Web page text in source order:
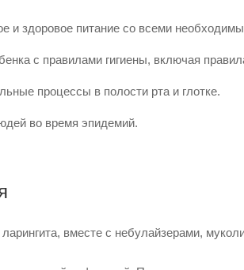
и здоровое питание со всеми
с правилами гигиены, включая
процессы в полости рта и глотке.
во время эпидемий.
вместе с небулайзерами,